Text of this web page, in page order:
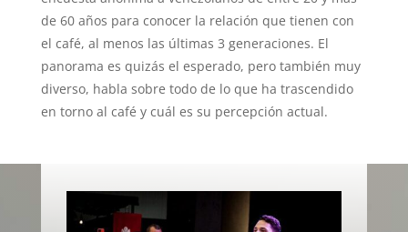
de 60 años para conocer la relación que tienen con
el café, al menos las últimas 3 generaciones. El
panorama es quizás el esperado, pero también muy
diverso, habla sobre todo de lo que ha trascendido
en torno al café y cuál es su percepción actual.